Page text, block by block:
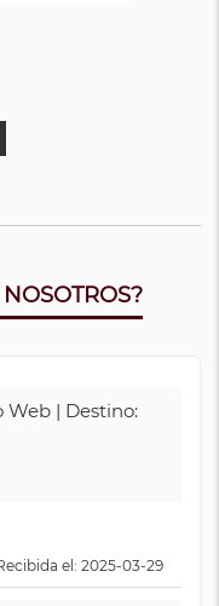
Web | Destino:
el: 2025-03-29